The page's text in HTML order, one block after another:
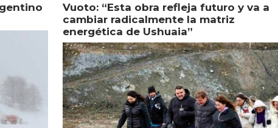
Vuoto: “Esta obra refleja futuro y va a
cambiar radicalmente la matriz
energética de Ushuaia”